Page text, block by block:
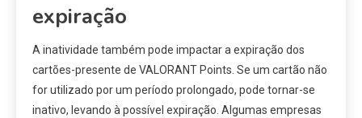
expiração
A inatividade também pode impactar a expiração dos
cartões-presente de VALORANT Points. Se um cartão não
for utilizado por um período prolongado, pode tornar-se
inativo, levando à possível expiração. Algumas empresas